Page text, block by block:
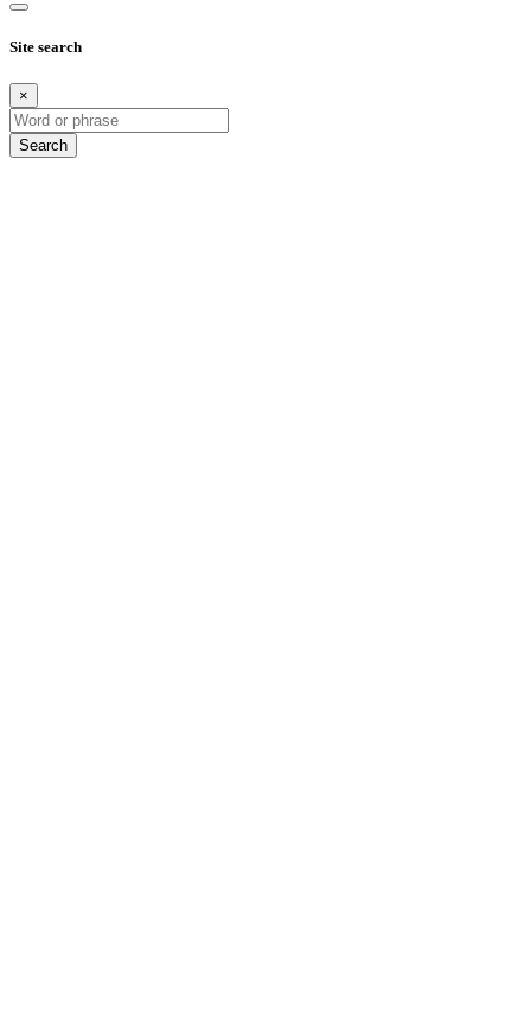
Site search
×
Search